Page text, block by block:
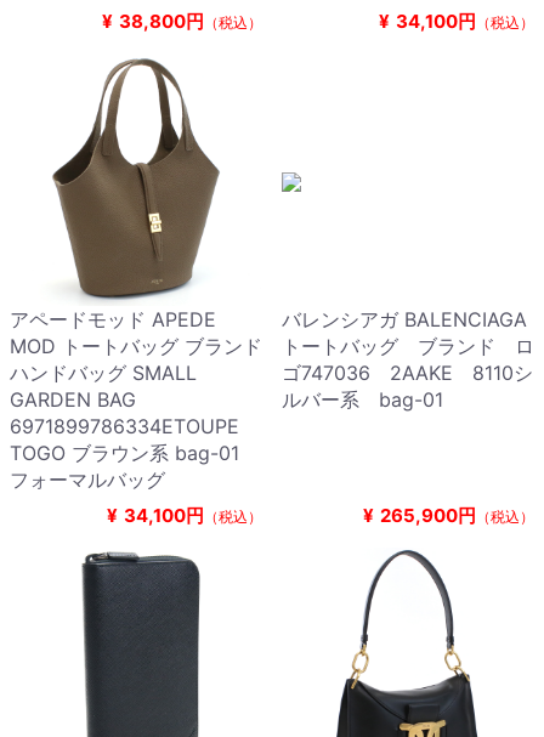
¥ 38,800円 （税込） ¥ 34,100円 （税込）
アペードモッド APEDE
MOD トートバッグ ブランド
ハンドバッグ SMALL
GARDEN BAG
6971899786334ETOUPE
TOGO ブラウン系 bag-01
フォーマルバッグ
¥ 34,100円 （税込）
バレンシアガ BALENCIAGA
トートバッグ ブランド ロ
ゴ747036 2AAKE 8110シ
ルバー系 bag-01
¥ 265,900円 （税込）